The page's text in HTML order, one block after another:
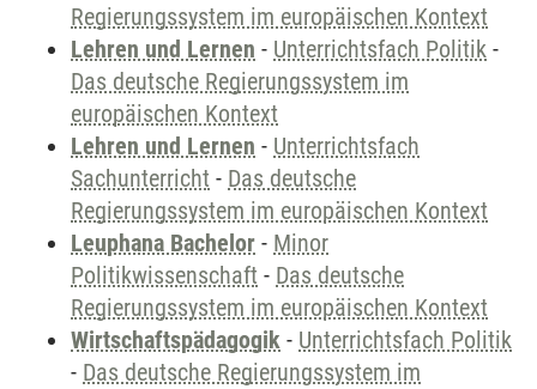
Regierungssystem im europäischen Kontext
Lehren und Lernen - Unterrichtsfach Politik -
Das deutsche Regierungssystem im
europäischen Kontext
Lehren und Lernen - Unterrichtsfach
Sachunterricht - Das deutsche
Regierungssystem im europäischen Kontext
Leuphana Bachelor - Minor
Politikwissenschaft - Das deutsche
Regierungssystem im europäischen Kontext
Wirtschaftspädagogik - Unterrichtsfach Politik
- Das deutsche Regierungssystem im